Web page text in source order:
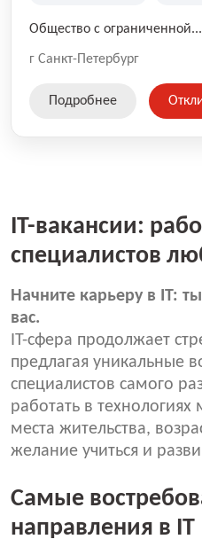
организации,
стоит собственный парк
работать в B2B и
партнёрские отношения.
Общество с ограниченной...
г Санкт-Петербург
Подробнее
IT-вакансии:
специалистов
Начните карьеру в IT:
вас.
IT-сфера продолжает
предлагая уникальные
специалистов самого
работать в
места жительства,
желание учиться и
Самые
направления в IT